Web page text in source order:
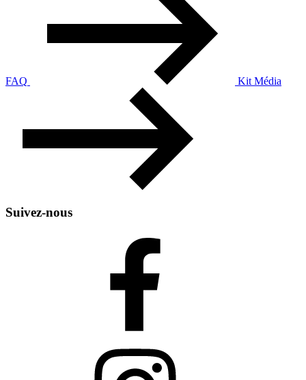
FAQ Kit Média
Suivez-nous